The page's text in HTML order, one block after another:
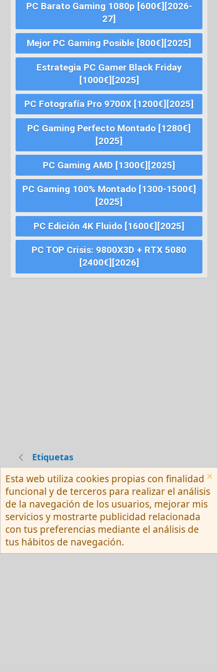
PC Barato Gaming 1080p [600€][2026-
27]
Mejor PC Gaming Posible [800€][2025]
Estrategia PC Gamer Black Friday
[1000€][2025]
PC Fotografía Pro 9700X [1200€][2025]
PC Gaming Perfecto Montado [1280€]
[2025]
PC Gaming AMD [1300€][2025]
PC Gaming 100% Montado [1300-1500€]
[2025]
PC Edición 4K Fluido [1600€][2025]
PC TOP Crisis: 9800X3D + RTX 5080
[2400€][2026]
Etiquetas
Español (Neutro) Tu
Contactarnos
Términos y reglas
Privacy policy
Ayuda
R
S
S
Community platform by XenForo ® © 2010-
2026 XenForo Ltd.
Esta web utiliza cookies propias con finalidad
funcional y de terceros para realizar el análisis
de la navegación de los usuarios, mejorar mis
servicios y mostrarte publicidad relacionada
con tus preferencias mediante el análisis de
tus hábitos de navegación.